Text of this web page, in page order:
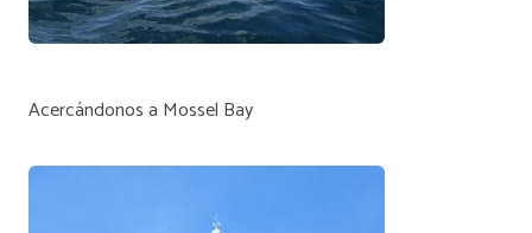
Acercándonos a Mossel Bay